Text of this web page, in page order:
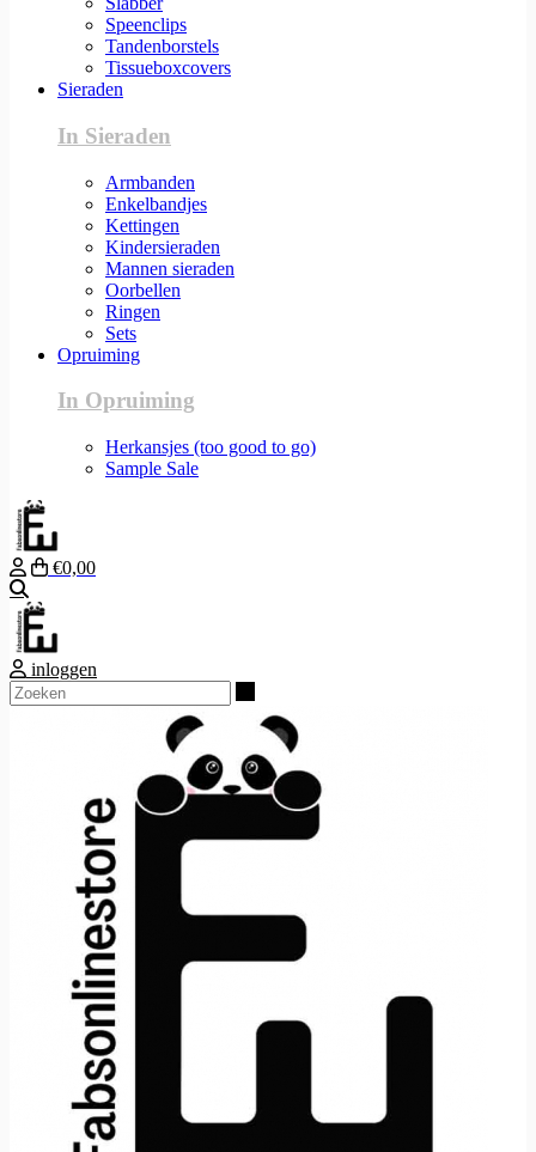
Speenclips
Tandenborstels
Tissueboxcovers
Sieraden
In Sieraden
Armbanden
Enkelbandjes
Kettingen
Kindersieraden
Mannen sieraden
Oorbellen
Ringen
Sets
Opruiming
In Opruiming
Herkansjes (too good to go)
Sample Sale
€0,00
inloggen